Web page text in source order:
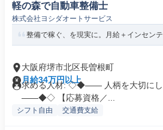
軽の森で自動車整備士
株式会社ヨシダオートサービス
整備で稼ぐ、を現実に。月給＋インセン
大阪府堺市北区長曽根町
月給34万円以上
求める人材: ◇◆―― 人柄を大切にし
――◆◇ 【応募資格／...
シフト自由 交通費支給